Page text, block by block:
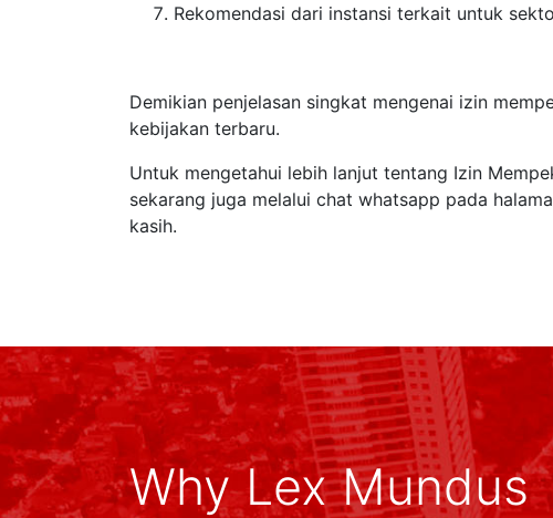
Rekomendasi dari instansi terkait untuk
Demikian penjelasan singkat mengenai izin
kebijakan terbaru.
Untuk mengetahui lebih lanjut tentang Izin
sekarang juga melalui chat whatsapp pada
kasih.
Why Lex Mundus